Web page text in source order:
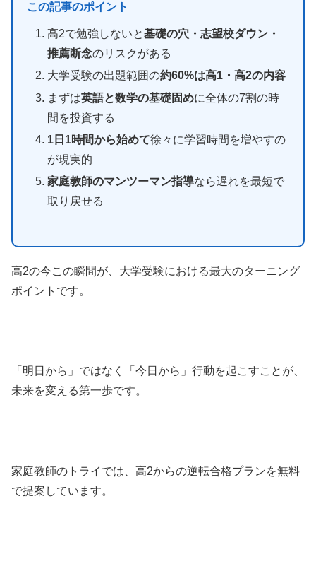
この記事のポイント
高2で勉強しないと基礎の穴・志望校ダウン・
推薦断念のリスクがある
大学受験の出題範囲の約60%は高1・高2の内容
まずは英語と数学の基礎固めに全体の7割の時
間を投資する
1日1時間から始めて徐々に学習時間を増やすの
が現実的
家庭教師のマンツーマン指導なら遅れを最短で
取り戻せる
高2の今この瞬間が、大学受験における最大のターニング
ポイントです。
「明日から」ではなく「今日から」行動を起こすことが、
未来を変える第一歩です。
家庭教師のトライでは、高2からの逆転合格プランを無料
で提案しています。